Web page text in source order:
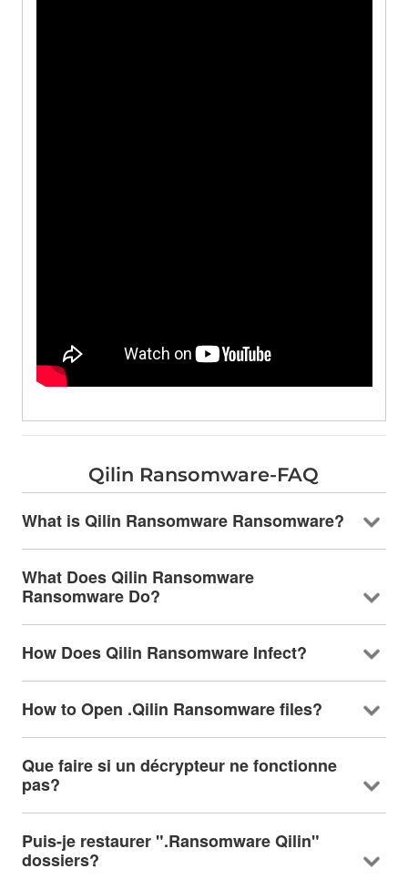
Qilin Ransomware-FAQ
What is Qilin Ransomware Ransomware?
What Does Qilin Ransomware
Ransomware Do?
How Does Qilin Ransomware Infect?
How to Open .Qilin Ransomware files?
Que faire si un décrypteur ne fonctionne
pas?
Puis-je restaurer ".Ransomware Qilin"
dossiers?